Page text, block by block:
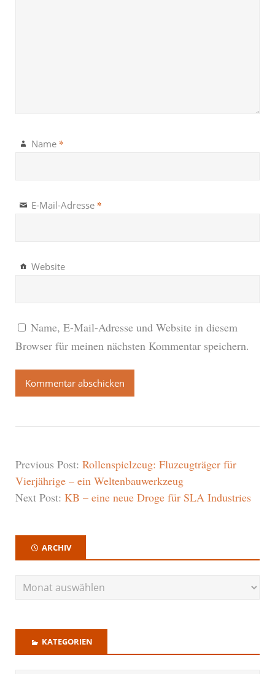
Name *
E-Mail-Adresse *
Website
Name, E-Mail-Adresse und Website in diesem
Browser für meinen nächsten Kommentar speichern.
Previous Post: Rollenspielzeug: Fluzeugträger für
Vierjährige – ein Weltenbauwerkzeug
Next Post: KB – eine neue Droge für SLA Industries
ARCHIV
KATEGORIEN